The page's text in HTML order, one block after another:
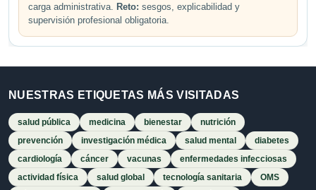
carga administrativa. Reto: sesgos, explicabilidad y
supervisión profesional obligatoria.
NUESTRAS ETIQUETAS MÁS VISITADAS
salud pública medicina bienestar
nutrición
prevención
investigación médica salud mental
diabetes
cardiología
cáncer vacunas
enfermedades infecciosas
actividad física
salud global tecnología sanitaria
OMS